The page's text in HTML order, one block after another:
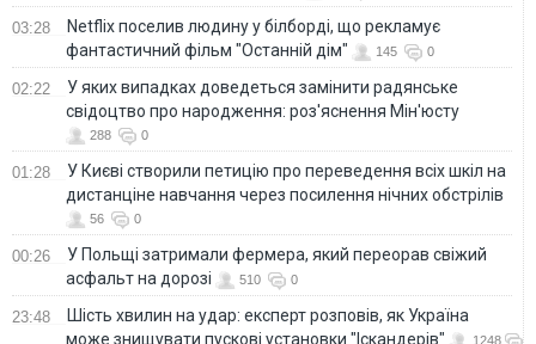
03:28
Netflix поселив людину у білборді, що рекламує
фантастичний фільм "Останній дім"
145 0
02:22
У яких випадках доведеться замінити радянське
свідоцтво про народження: роз'яснення Мін'юсту
288 0
01:28
У Києві створили петицію про переведення всіх шкіл на
дистанціне навчання через посилення нічних обстрілів
56 0
00:26
У Польщі затримали фермера, який переорав свіжий
асфальт на дорозі
510 0
23:48
Шість хвилин на удар: експерт розповів, як Україна
може знищувати пускові установки "Іскандерів"
1248